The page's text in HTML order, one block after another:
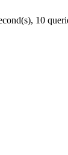
10